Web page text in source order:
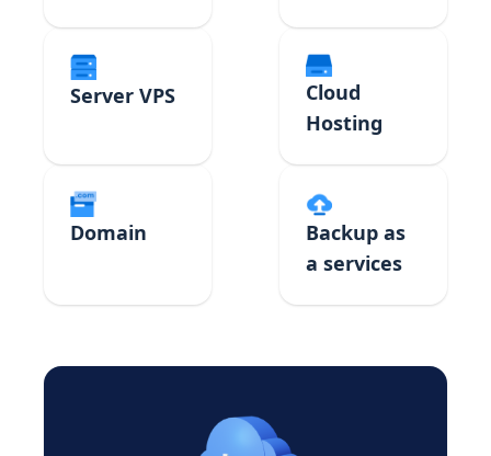
Server VPS
Cloud
Hosting
Domain
Backup as
a services